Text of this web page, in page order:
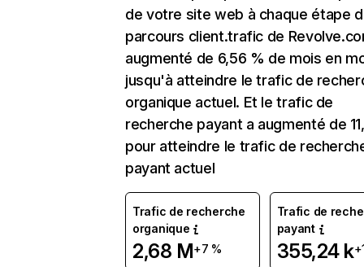
de votre site web à chaque étape
parcours client.trafic de
augmenté de 6,56 % de mois en
jusqu'à atteindre le trafic de
organique actuel. Et le trafic de
recherche payant a augmenté de
pour atteindre le trafic de
payant actuel
Trafic de recherche
organique
2,68 M+7 %
Trafic de
payant
355,24 k